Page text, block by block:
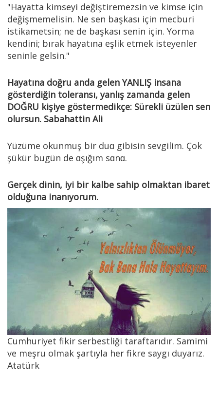
"Hayatta kimseyi değiştiremezsin ve kimse için
değişmemelisin. Ne sen başkası için mecburi
istikametsin; ne de başkası senin için. Yorma
kendini; bırak hayatına eşlik etmek isteyenler
seninle gelsin."
Hayatına doğru anda gelen YANLIŞ insana
gösterdiğin toleransı, yanlış zamanda gelen
DOĞRU kişiye göstermedikçe: Sürekli üzülen sen
olursun. Sabahattin Ali
Yüzüme okunmuş bir duɑ gibisin sevgilim. Çok
şükür bugün de ɑşığım sɑnɑ.
Gerçek dinin, iyi bir kalbe sahip olmaktan ibaret
olduğuna inanıyorum.
Cumhuriyet fikir serbestliği taraftarıdır. Samimi
ve meşru olmak şartıyla her fikre saygı duyarız.
Atatürk